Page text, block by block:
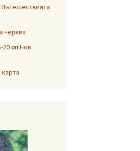
Пътешествията
черква
20on Нов
карта